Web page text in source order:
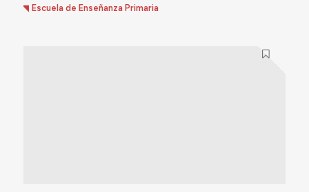
Escuela de Enseñanza Primaria